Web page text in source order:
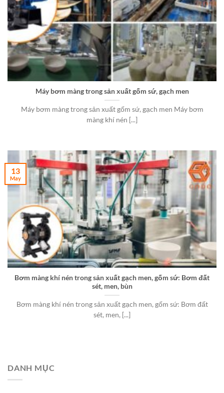
Máy bơm màng trong sản xuất gốm sứ, gạch men
Máy bơm màng trong sản xuất gốm sứ, gạch men Máy bơm
màng khí nén [...]
Bơm màng khí nén trong sản xuất gạch men, gốm sứ: Bơm đất
sét, men, bùn
Bơm màng khí nén trong sản xuất gạch men, gốm sứ: Bơm đất
sét, men, [...]
13
May
DANH MỤC